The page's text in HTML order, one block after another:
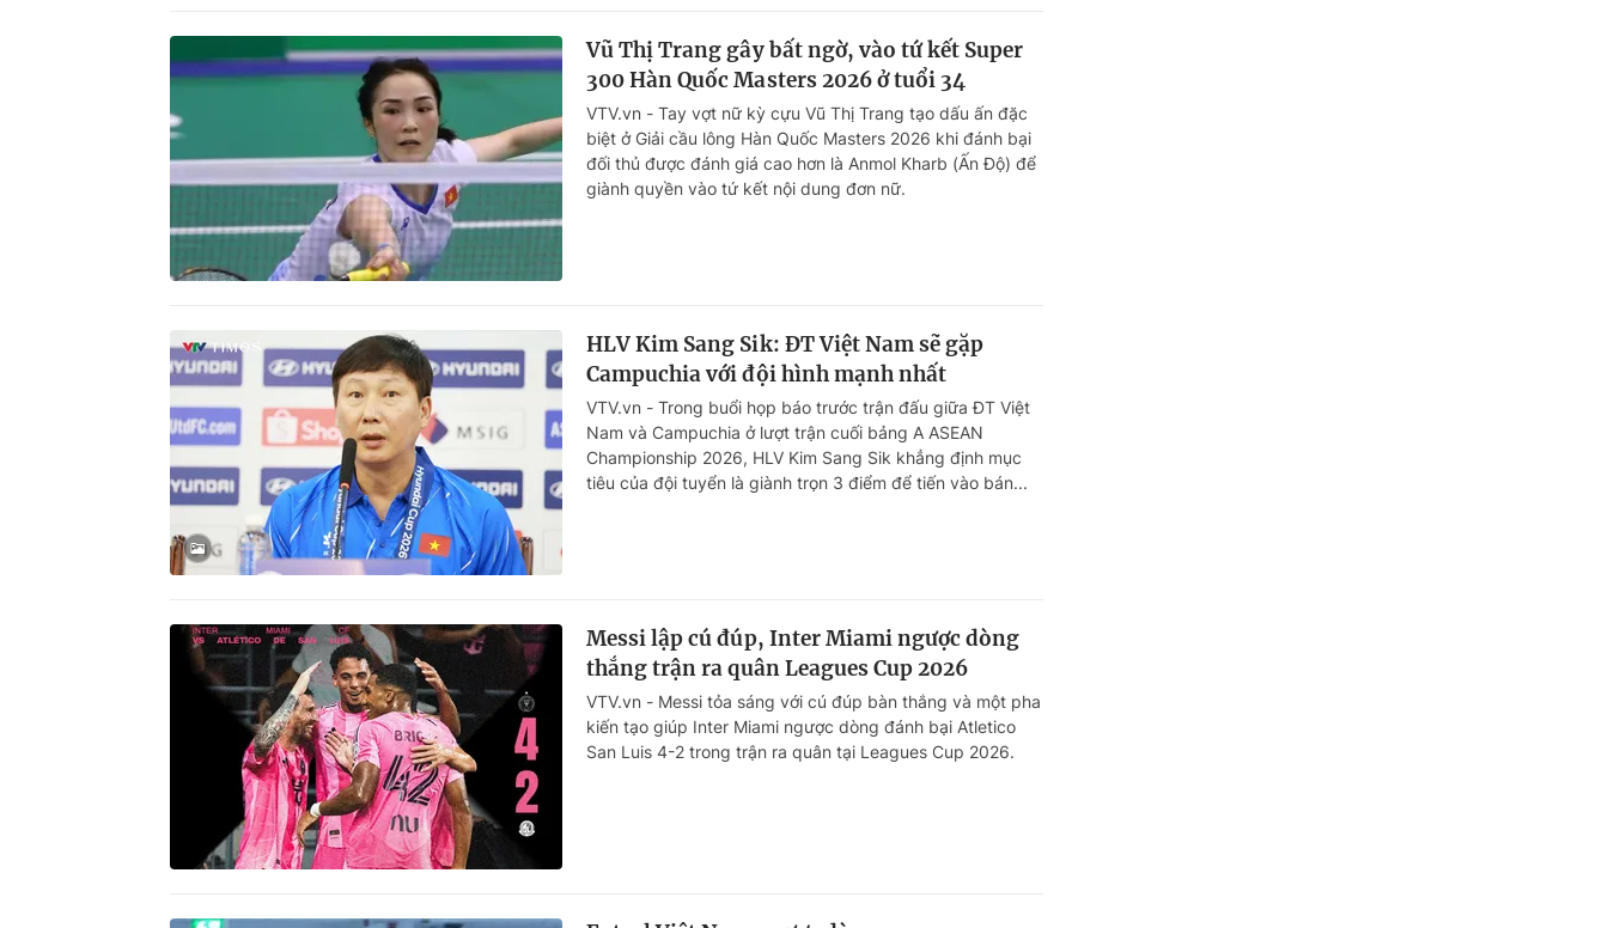
Vũ Thị Trang gây bất ngờ, vào tứ kết Super
300 Hàn Quốc Masters 2026 ở tuổi 34
VTV.vn - Tay vợt nữ kỳ cựu Vũ Thị Trang tạo dấu ấn đặc
biệt ở Giải cầu lông Hàn Quốc Masters 2026 khi đánh bại
đối thủ được đánh giá cao hơn là Anmol Kharb (Ấn Độ) để
giành quyền vào tứ kết nội dung đơn nữ.
HLV Kim Sang Sik: ĐT Việt Nam sẽ gặp
Campuchia với đội hình mạnh nhất
VTV.vn - Trong buổi họp báo trước trận đấu giữa ĐT Việt
Nam và Campuchia ở lượt trận cuối bảng A ASEAN
Championship 2026, HLV Kim Sang Sik khẳng định mục
tiêu của đội tuyển là giành trọn 3 điểm để tiến vào bán...
Messi lập cú đúp, Inter Miami ngược dòng
thắng trận ra quân Leagues Cup 2026
VTV.vn - Messi tỏa sáng với cú đúp bàn thắng và một pha
kiến tạo giúp Inter Miami ngược dòng đánh bại Atletico
San Luis 4-2 trong trận ra quân tại Leagues Cup 2026.